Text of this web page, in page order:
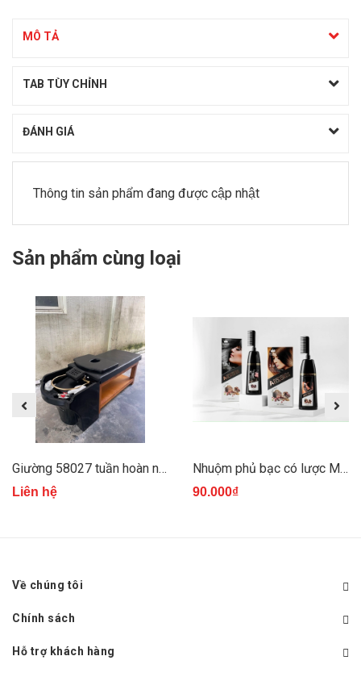
MÔ TẢ
TAB TÙY CHỈNH
ĐÁNH GIÁ
Thông tin sản phẩm đang được cập nhật
Sản phẩm cùng loại
Giường 58027 tuần hoàn nước chân gỗ
Liên hệ
Nhuộm phủ bạc có lược M.O.C
90.000₫
Về chúng tôi
Chính sách
Hỗ trợ khách hàng